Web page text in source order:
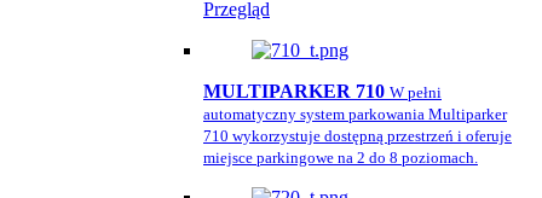
Przegląd
MULTIPARKER 710 W pełni
automatyczny system parkowania Multiparker
710 wykorzystuje dostępną przestrzeń i oferuje
miejsce parkingowe na 2 do 8 poziomach.